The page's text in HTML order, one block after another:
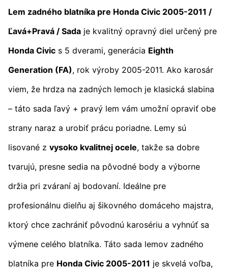
Lem zadného blatníka pre Honda Civic 2005-2011 /
Ľavá+Pravá / Sada je kvalitný opravný diel určený pre
Honda Civic s 5 dverami, generácia Eighth
Generation (FA), rok výroby 2005-2011. Ako karosár
viem, že hrdza na zadných lemoch je klasická slabina
– táto sada ľavý + pravý lem vám umožní opraviť obe
strany naraz a urobiť prácu poriadne. Lemy sú
lisované z vysoko kvalitnej ocele, takže sa dobre
tvarujú, presne sedia na pôvodné body a výborne
držia pri zváraní aj bodovaní. Ideálne pre
profesionálnu dielňu aj šikovného domáceho majstra,
ktorý chce zachrániť pôvodnú karosériu a vyhnúť sa
výmene celého blatníka. Táto sada lemov zadného
blatníka pre Honda Civic 2005-2011 je skvelá voľba,